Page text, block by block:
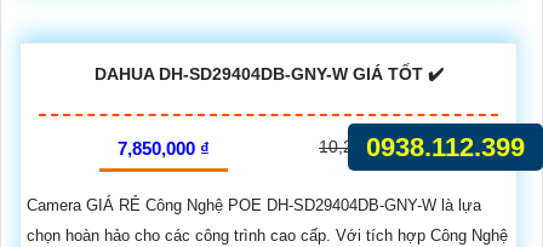
DAHUA DH-SD29404DB-GNY-W GIÁ TỐT ✔️
7,850,000 ₫ 10,290,000 ₫
Camera GIÁ RẺ Công Nghệ POE DH-SD29404DB-GNY-W là lựa
chọn hoàn hảo cho các công trình cao cấp. Với tích hợp Công Nghệ
0938.112.399